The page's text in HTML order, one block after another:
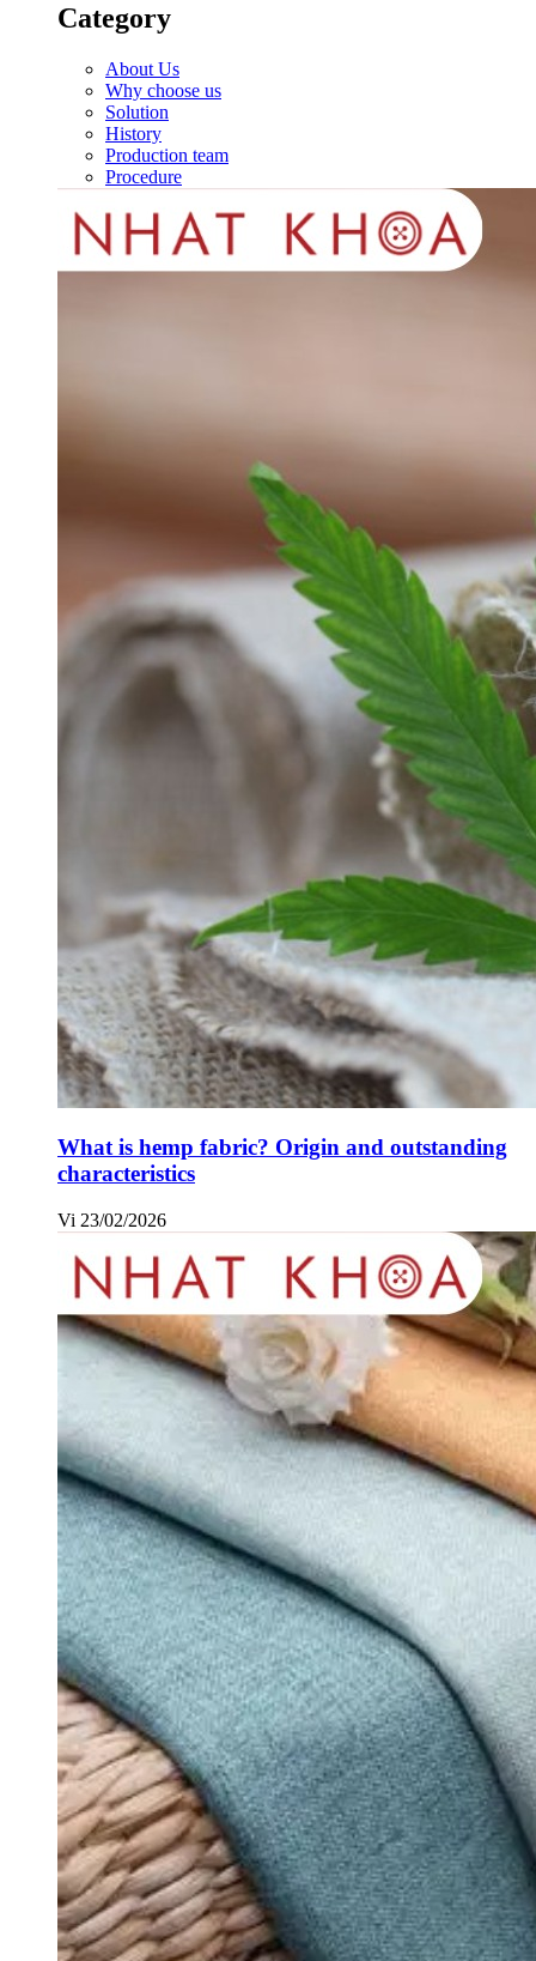
Category
About Us
Why choose us
Solution
History
Production team
Procedure
What is hemp fabric? Origin and outstanding
characteristics
Vi 23/02/2026